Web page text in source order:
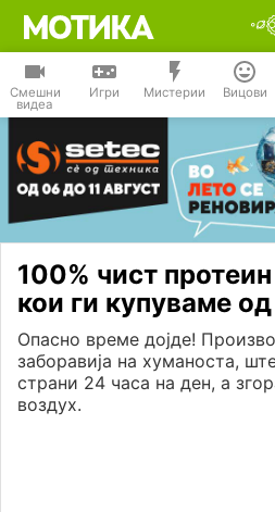
Смешни
видеа
Игри Мистерии Вицови
100% чист
кои ги купуваме
Опасно време дојде!
заборавија на хуманоста,
страни 24 часа на ден, а
воздух.